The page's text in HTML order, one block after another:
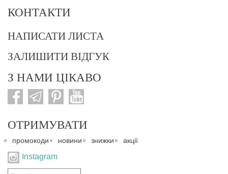
КОНТАКТИ
НАПИСАТИ ЛИСТА
ЗАЛИШИТИ ВІДГУК
З НАМИ ЦІКАВО
ОТРИМУВАТИ
промокоди новини знижки акції
Instagram